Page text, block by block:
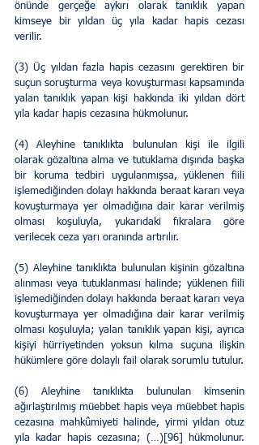
önünde gerçeğe aykırı olarak tanıklık yapan
kimseye bir yıldan üç yıla kadar hapis cezası
verilir.
(3) Üç yıldan fazla hapis cezasını gerektiren bir
suçun soruşturma veya kovuşturması kapsamında
yalan tanıklık yapan kişi hakkında iki yıldan dört
yıla kadar hapis cezasına hükmolunur.
(4) Aleyhine tanıklıkta bulunulan kişi ile ilgili
olarak gözaltına alma ve tutuklama dışında başka
bir koruma tedbiri uygulanmışsa, yüklenen fiili
işlemediğinden dolayı hakkında beraat kararı veya
kovuşturmaya yer olmadığına dair karar verilmiş
olması koşuluyla, yukarıdaki fıkralara göre
verilecek ceza yarı oranında artırılır.
(5) Aleyhine tanıklıkta bulunulan kişinin gözaltına
alınması veya tutuklanması halinde; yüklenen fiili
işlemediğinden dolayı hakkında beraat kararı veya
kovuşturmaya yer olmadığına dair karar verilmiş
olması koşuluyla; yalan tanıklık yapan kişi, ayrıca
kişiyi hürriyetinden yoksun kılma suçuna ilişkin
hükümlere göre dolaylı fail olarak sorumlu tutulur.
(6) Aleyhine tanıklıkta bulunulan kimsenin
ağırlaştırılmış müebbet hapis veya müebbet hapis
cezasına mahkûmiyeti halinde, yirmi yıldan otuz
yıla kadar hapis cezasına; (…)[96] hükmolunur.